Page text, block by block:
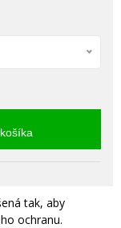
tak, aby
ochranu.